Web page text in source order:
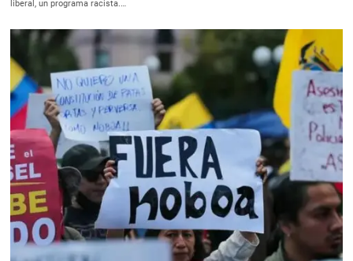
liberal, un programa racista.…